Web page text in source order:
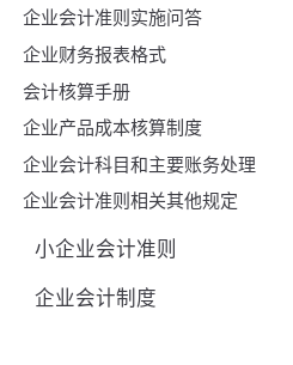
企业会计准则实施问答
企业财务报表格式
会计核算手册
企业产品成本核算制度
企业会计科目和主要账务处理
企业会计准则相关其他规定
小企业会计准则
企业会计制度